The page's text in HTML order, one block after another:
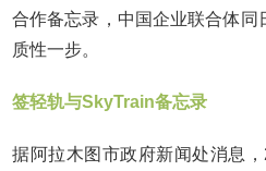
合作备忘录，中国企业联合体
质性一步。
签轻轨与SkyTrain备忘录
据阿拉木图市政府新闻处消息